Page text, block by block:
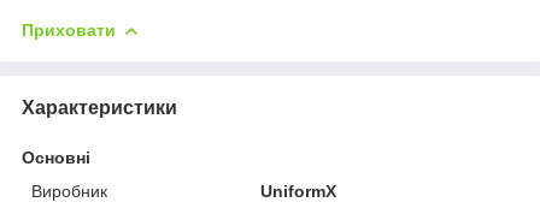
Приховати
Характеристики
Основні
Виробник
UniformX